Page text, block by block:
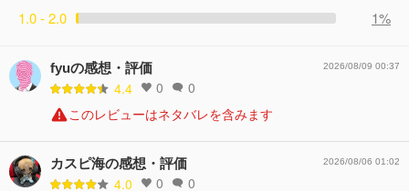
1.0 - 2.0
1%
fyuの感想・評価
4.4 0 0
2026/08/09 00:37
このレビューはネタバレを含みます
カスピ海の感想・評価
4.0 0 0
2026/08/06 01:02